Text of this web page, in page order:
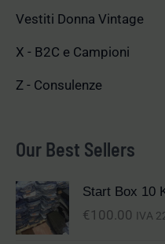
Vestiti Donna Vintage
X - B2C e Campioni
Z - Consulenze
Our Best Sellers
Start Box 10
€ 100.00 IVA